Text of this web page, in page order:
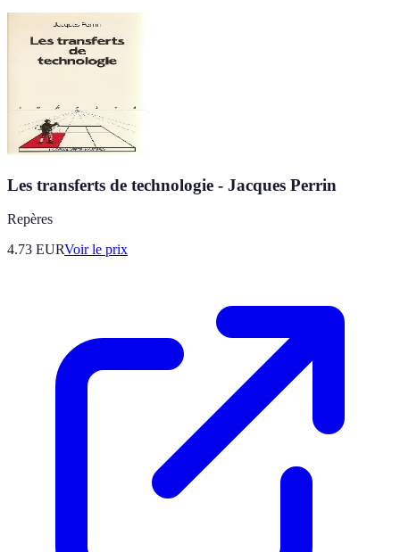
Les transferts de technologie - Jacques Perrin
Repères
4.73 EURVoir le prix